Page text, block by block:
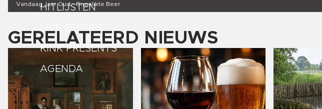
HITLIJSTEN
KINK PRESENTS
AGENDA
Vandaag Jaar Oud - Ongelikte Beer
GERELATEERD NIEUWS